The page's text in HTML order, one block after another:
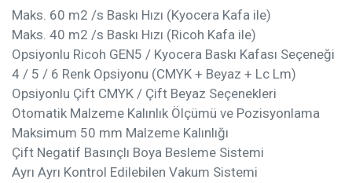
Maks. 60 m2 /s Baskı Hızı (Kyocera Kafa ile)
Maks. 40 m2 /s Baskı Hızı (Ricoh Kafa ile)
Opsiyonlu Ricoh GEN5 / Kyocera Baskı Kafası Seçeneği
4 / 5 / 6 Renk Opsiyonu (CMYK + Beyaz + Lc Lm)
Opsiyonlu Çift CMYK / Çift Beyaz Seçenekleri
Otomatik Malzeme Kalınlık Ölçümü ve Pozisyonlama
Maksimum 50 mm Malzeme Kalınlığı
Çift Negatif Basınçlı Boya Besleme Sistemi
Ayrı Ayrı Kontrol Edilebilen Vakum Sistemi